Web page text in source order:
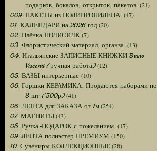
подарков, бокалов, открыток, пакетов. (21)
009. ПАКЕТЫ из ПОЛИПРОПИЛЕНА:(47)
01. КАЛЕНДАРИ на 2026 год (20)
02. Плёнка ПОЛИСИЛК(7)
03. Флористический материал, органза. (13)
04. Итальянские ЗАПИСНЫЕ КНИЖКИ Bruno
Visconti (ручная работа)(12)
05. ВАЗЫ интерьерные (10)
06. Горшки КЕРАМИКА. Продаются наборами по
3 шт (500р)(41)
06. ЛЕНТА для ЗАКАЗА от 1м(254)
07. МАГНИТЫ(43)
08. Ручка-ПОДАРОК с пожеланием. (17)
09. ЛЕНТА полиэстер ПРЕМИУМ (150)
10. Сувениры КОЛЛЕКЦИОННЫЕ(28)